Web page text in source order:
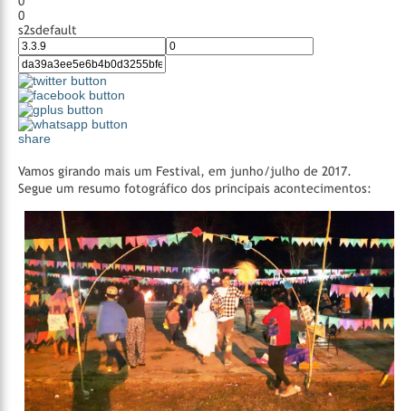
0
s2sdefault
share
Vamos girando mais um Festival, em junho/julho de 2017.
Segue um resumo fotográfico dos principais acontecimentos: